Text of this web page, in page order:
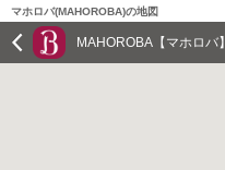
マホロバ(MAHOROBA)の地図
MAHOROBA【マホロバ】